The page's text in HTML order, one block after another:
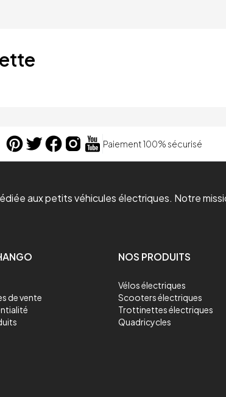
Paiement 100% sécurisé
aux petits véhicules électriques. Notre
de vente
NOS PRODUITS
Vélos électriques
Scooters électriques
Trottinettes électriques
Quadricycles